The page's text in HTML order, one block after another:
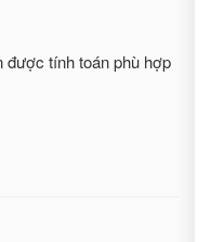
được tính toán phù hợp